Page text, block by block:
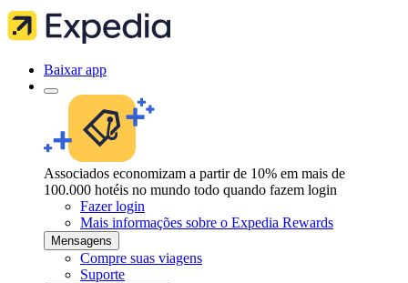
Baixar app
Associados economizam a partir de 10% em mais de
100.000 hotéis no mundo todo quando fazem login
Fazer login
Mais informações sobre o Expedia Rewards
Mensagens
Compre suas viagens
Suporte